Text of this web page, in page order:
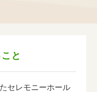
と
セレモニーホール